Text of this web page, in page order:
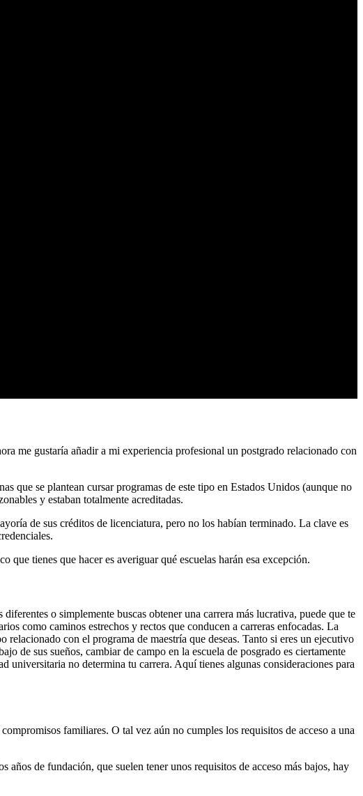
me gustaría añadir a mi experiencia profesional un postgrado relacionado con
que se plantean cursar programas de este tipo en Estados Unidos (aunque no
y estaban totalmente acreditadas.
de sus créditos de licenciatura, pero no los habían terminado. La clave es
tienes que hacer es averiguar qué escuelas harán esa excepción.
o simplemente buscas obtener una carrera más lucrativa, puede que te
como caminos estrechos y rectos que conducen a carreras enfocadas. La
relacionado con el programa de maestría que deseas. Tanto si eres un ejecutivo
de sus sueños, cambiar de campo en la escuela de posgrado es ciertamente
universitaria no determina tu carrera. Aquí tienes algunas consideraciones para
familiares. O tal vez aún no cumples los requisitos de acceso a una
años de fundación, que suelen tener unos requisitos de acceso más bajos, hay